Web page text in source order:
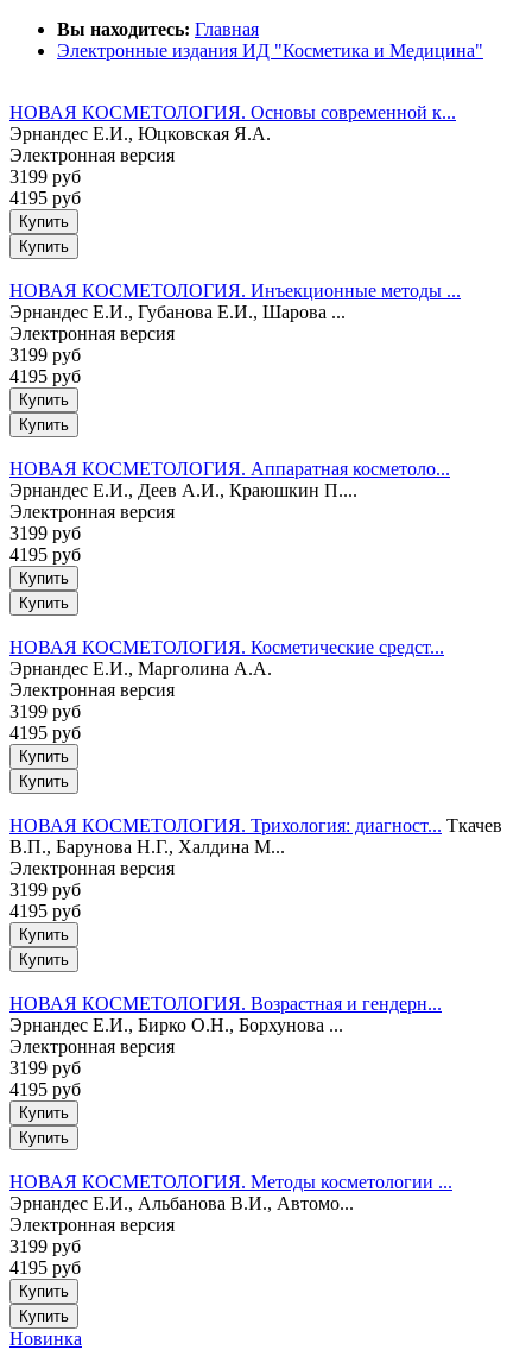
Вы находитесь: Главная
Электронные издания ИД "Косметика и Медицина"
НОВАЯ КОСМЕТОЛОГИЯ. Основы современной к...
Эрнандес Е.И., Юцковская Я.А.
Электронная версия
3199 руб
4195 руб
Купить
НОВАЯ КОСМЕТОЛОГИЯ. Инъекционные методы ...
Эрнандес Е.И., Губанова Е.И., Шарова ...
Электронная версия
3199 руб
4195 руб
Купить
НОВАЯ КОСМЕТОЛОГИЯ. Аппаратная косметоло...
Эрнандес Е.И., Деев А.И., Краюшкин П....
Электронная версия
3199 руб
4195 руб
Купить
НОВАЯ КОСМЕТОЛОГИЯ. Косметические средст...
Эрнандес Е.И., Марголина А.А.
Электронная версия
3199 руб
4195 руб
Купить
НОВАЯ КОСМЕТОЛОГИЯ. Трихология: диагност... Ткачев
В.П., Барунова Н.Г., Халдина М...
Электронная версия
3199 руб
4195 руб
Купить
НОВАЯ КОСМЕТОЛОГИЯ. Возрастная и гендерн...
Эрнандес Е.И., Бирко О.Н., Борхунова ...
Электронная версия
3199 руб
4195 руб
Купить
НОВАЯ КОСМЕТОЛОГИЯ. Методы косметологии ...
Эрнандес Е.И., Альбанова В.И., Автомо...
Электронная версия
3199 руб
4195 руб
Купить
Новинка